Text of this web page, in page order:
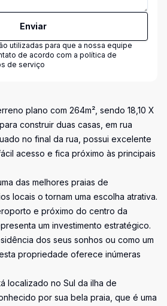
Enviar
utilizadas para que a nossa equipe
de acordo com a política de
de serviço
plano com 264m², sendo 18,10 X
construir duas casas, em rua
no final da rua, possui excelente
acesso e fica próximo às principais
das melhores praias de
locais o tornam uma escolha atrativa.
e próximo do centro da
um investimento estratégico.
dos seus sonhos ou como um
propriedade oferece inúmeras
localizado no Sul da ilha de
por sua bela praia, que é uma